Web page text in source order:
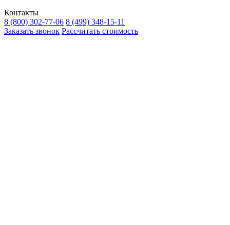
Контакты
8 (800) 302-77-06 8 (499) 348-15-11
Заказать звонок Рассчитать стоимость